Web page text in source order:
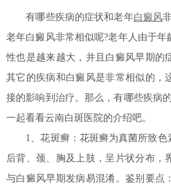
有哪些疾病的症状和老年白癜风
老年白癜风非常相似呢?老年人由于
性也是越来越大，并且白癜风早期的
其它的疾病和白癜风是非常相似的，
接的影响到治疗。那么，有哪些疾病
一起看看云南白斑医院的介绍吧。
1、花斑癣：花斑癣为真菌所致色
后背、颈、胸及上肢，呈片状分布，
与白癜风早期发病易混淆。鉴别要点